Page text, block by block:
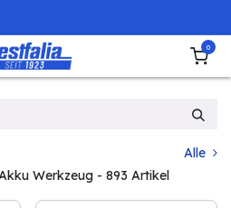
0
Alle
Werkzeug - 893 Artikel